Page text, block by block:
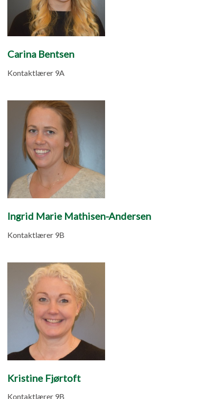
Carina Bentsen
Kontaktlærer 9A
Ingrid Marie Mathisen-Andersen
Kontaktlærer 9B
Kristine Fjørtoft
Kontaktlærer 9B